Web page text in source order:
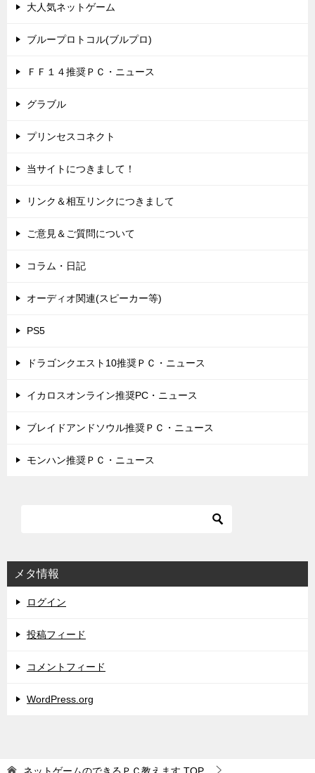
大人気ネットゲーム
ブループロトコル(ブルプロ)
ＦＦ１４推奨ＰＣ・ニュース
グラブル
プリンセスコネクト
当サイトにつきまして！
リンク＆相互リンクにつきまして
ご意見＆ご質問について
コラム・日記
オーディオ関連(スピーカー等)
PS5
ドラゴンクエスト10推奨ＰＣ・ニュース
イカロスオンライン推奨PC・ニュース
ブレイドアンドソウル推奨ＰＣ・ニュース
モンハン推奨ＰＣ・ニュース
メタ情報
ログイン
投稿フィード
コメントフィード
WordPress.org
ネットゲームのできるＰＣ教えます TOP